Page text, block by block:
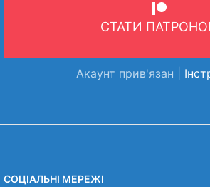
СТАТИ
Акаунт прив'язан |
СОЦІАЛЬНІ МЕРЕЖІ